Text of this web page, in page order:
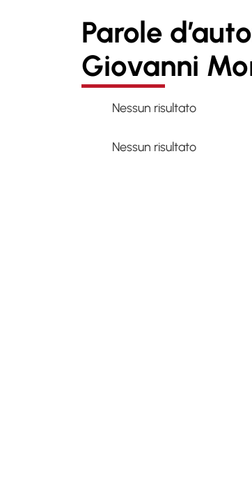
Parole
Giovanni
Nessun risultato
Nessun risultato